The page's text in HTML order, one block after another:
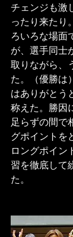
チェンジも激
ったり来たり
ろいろな場面
が、選手同士
取りながら、
た。（優勝は
はありがとう
称えた。勝因
足らずの間で
グポイントを
ロングポイン
習を徹底して
た。